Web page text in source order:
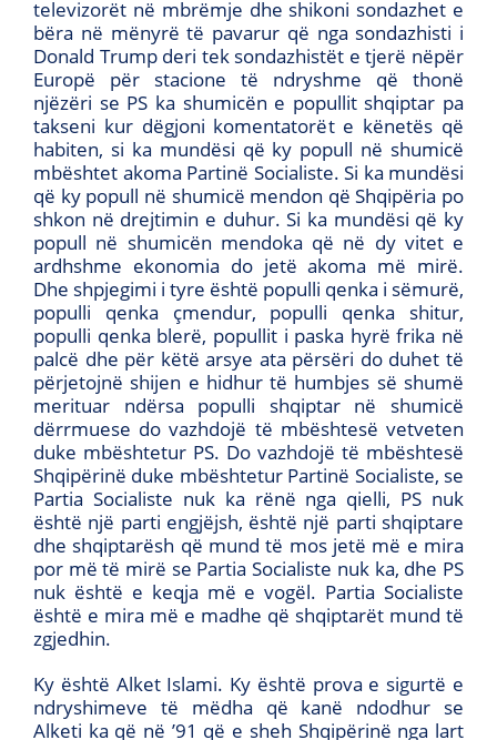
televizorët në mbrëmje dhe shikoni sondazhet e
bëra në mënyrë të pavarur që nga sondazhisti i
Donald Trump deri tek sondazhistët e tjerë nëpër
Europë për stacione të ndryshme që thonë
njëzëri se PS ka shumicën e popullit shqiptar pa
takseni kur dëgjoni komentatorët e kënetës që
habiten, si ka mundësi që ky popull në shumicë
mbështet akoma Partinë Socialiste. Si ka mundësi
që ky popull në shumicë mendon që Shqipëria po
shkon në drejtimin e duhur. Si ka mundësi që ky
popull në shumicën mendoka që në dy vitet e
ardhshme ekonomia do jetë akoma më mirë.
Dhe shpjegimi i tyre është populli qenka i sëmurë,
populli qenka çmendur, populli qenka shitur,
populli qenka blerë, popullit i paska hyrë frika në
palcë dhe për këtë arsye ata përsëri do duhet të
përjetojnë shijen e hidhur të humbjes së shumë
merituar ndërsa populli shqiptar në shumicë
dërrmuese do vazhdojë të mbështesë vetveten
duke mbështetur PS. Do vazhdojë të mbështesë
Shqipërinë duke mbështetur Partinë Socialiste, se
Partia Socialiste nuk ka rënë nga qielli, PS nuk
është një parti engjëjsh, është një parti shqiptare
dhe shqiptarësh që mund të mos jetë më e mira
por më të mirë se Partia Socialiste nuk ka, dhe PS
nuk është e keqja më e vogël. Partia Socialiste
është e mira më e madhe që shqiptarët mund të
zgjedhin.
Ky është Alket Islami. Ky është prova e sigurtë e
ndryshimeve të mëdha që kanë ndodhur se
Alketi ka që në ’91 që e sheh Shqipërinë nga lart